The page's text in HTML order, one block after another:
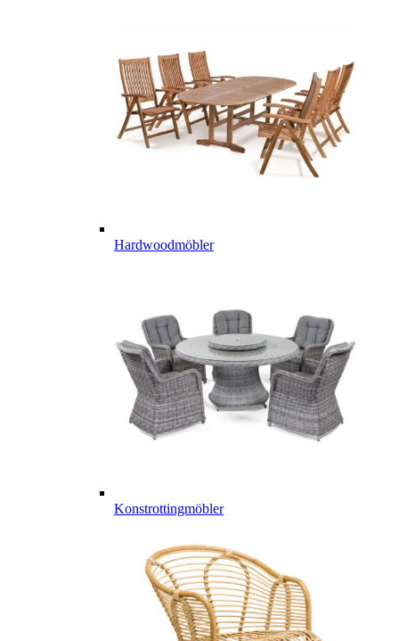
Hardwoodmöbler
Konstrottingmöbler